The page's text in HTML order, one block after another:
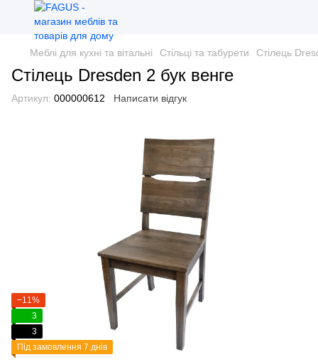
Меблі для кухні та вітальні Стільці та табурети Стілець
Стілець Dresden 2 бук венге
Артикул: 000000612 Написати відгук
−11%
3
3
Під замовлення 7 днів